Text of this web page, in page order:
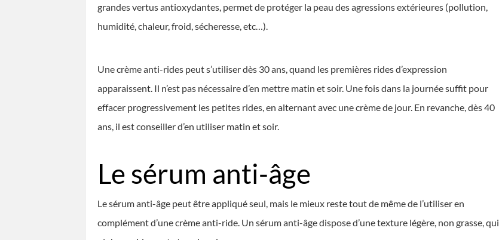
grandes vertus antioxydantes, permet de protéger la peau des agressions extérieures (pollution,
humidité, chaleur, froid, sécheresse, etc…).
Une crème anti-rides peut s’utiliser dès 30 ans, quand les premières rides d’expression
apparaissent. Il n’est pas nécessaire d’en mettre matin et soir. Une fois dans la journée suffit pour
effacer progressivement les petites rides, en alternant avec une crème de jour. En revanche, dès 40
ans, il est conseiller d’en utiliser matin et soir.
Le sérum anti-âge
Le sérum anti-âge peut être appliqué seul, mais le mieux reste tout de même de l’utiliser en
complément d’une crème anti-ride. Un sérum anti-âge dispose d’une texture légère, non grasse, qui